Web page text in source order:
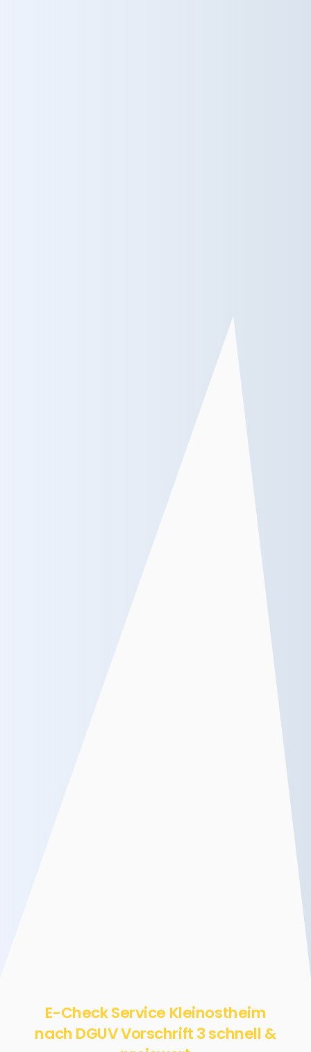
E-Check Service Kleinostheim
nach DGUV Vorschrift 3 schnell &